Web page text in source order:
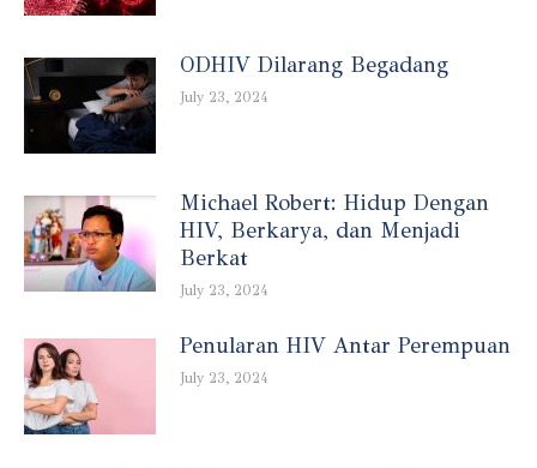
ODHIV Dilarang Begadang
July 23, 2024
Michael Robert: Hidup Dengan
HIV, Berkarya, dan Menjadi
Berkat
July 23, 2024
Penularan HIV Antar Perempuan
July 23, 2024